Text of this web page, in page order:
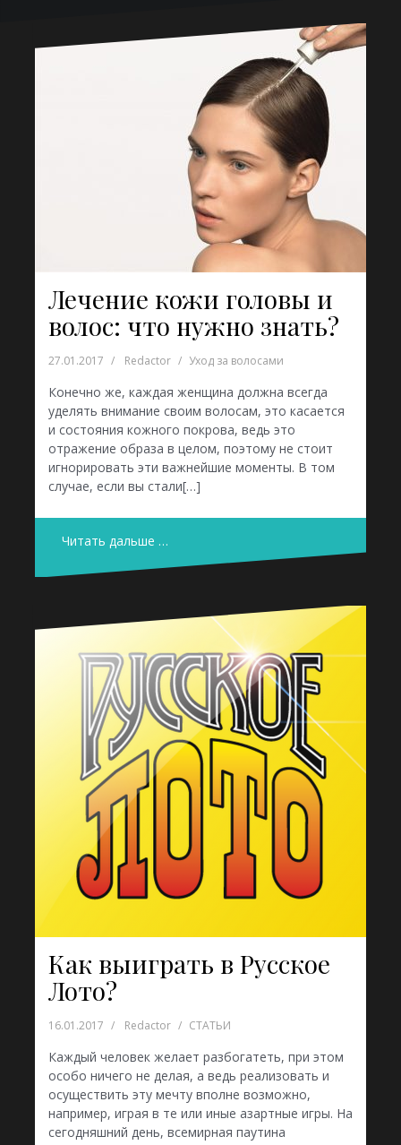
Лечение кожи головы и
волос: что нужно знать?
27.01.2017 Redactor Уход за волосами
Конечно же, каждая женщина должна всегда
уделять внимание своим волосам, это касается
и состояния кожного покрова, ведь это
отражение образа в целом, поэтому не стоит
игнорировать эти важнейшие моменты. В том
случае, если вы стали[…]
Читать дальше …
Как выиграть в Русское
Лото?
16.01.2017 Redactor СТАТЬИ
Каждый человек желает разбогатеть, при этом
особо ничего не делая, а ведь реализовать и
осуществить эту мечту вполне возможно,
например, играя в те или иные азартные игры. На
сегодняшний день, всемирная паутина